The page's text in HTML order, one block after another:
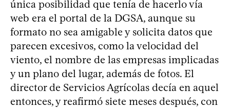
única posibilidad que tenía de hacerlo vía
web era el portal de la DGSA, aunque su
formato no sea amigable y solicita datos que
parecen excesivos, como la velocidad del
viento, el nombre de las empresas implicadas
y un plano del lugar, además de fotos. El
director de Servicios Agrícolas decía en aquel
entonces, y reafirmó siete meses después, con